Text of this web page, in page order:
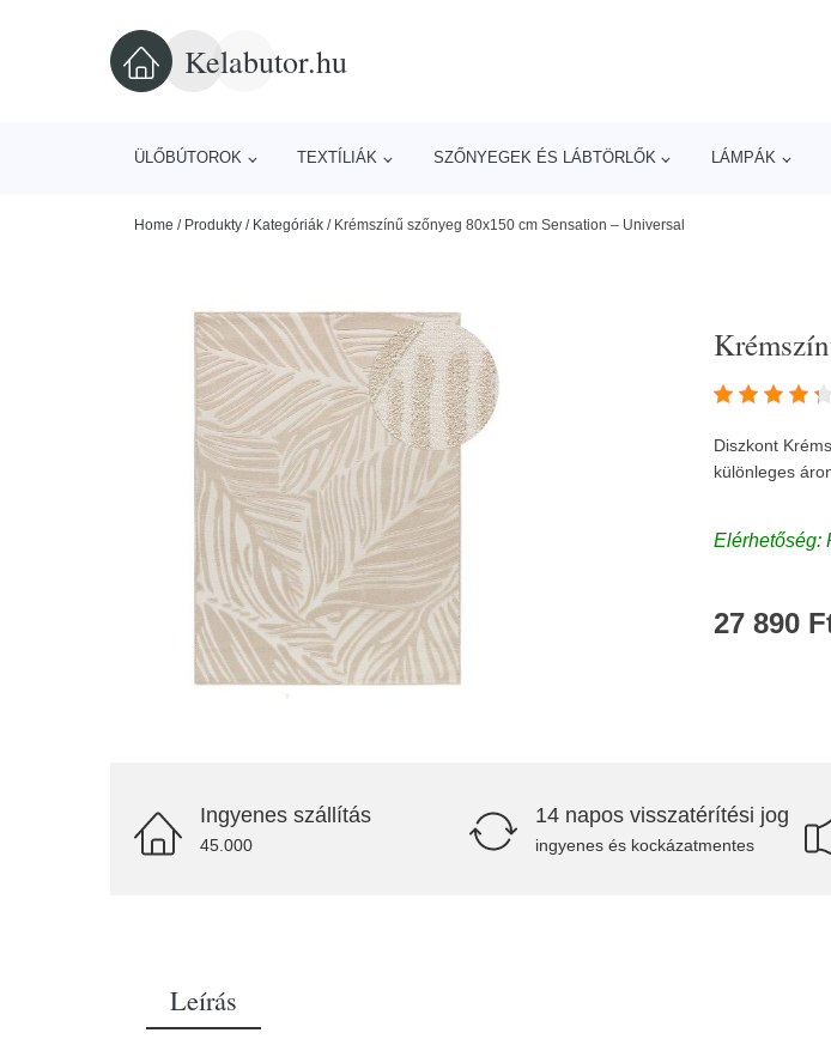
Kelabutor.hu
ÜLŐBÚTOROK TEXTÍLIÁK SZŐNYEGEK ÉS LÁBTÖRLŐK LÁMPÁK
Home / Produkty / Kategóriák / Krémszínű szőnyeg 80x150 cm Sensation – Universal
Diszkont
különleges
Elérhetőség:
27 890
Ingyenes szállítás
45.000
14 napos visszatérítési jog
ingyenes és kockázatmentes
Leírás